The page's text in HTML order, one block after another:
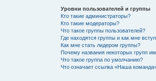
Уровни пользователей и группы
Кто такие администраторы?
Кто такие модераторы?
Что такое группы пользователей?
Где находятся группы и как мне
Как мне стать лидером группы?
Почему названия некоторых групп
Что такое группа по умолчанию?
Что означает ссылка «Наша